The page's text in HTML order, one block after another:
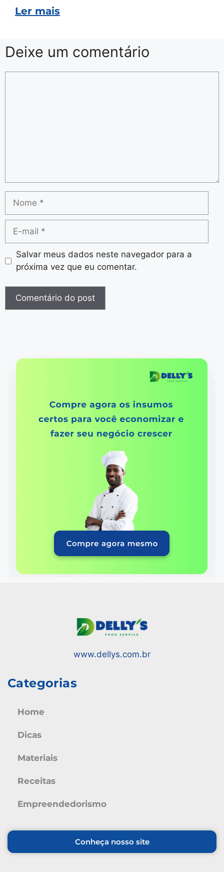
Ler mais
Deixe um comentário
Salvar meus dados neste navegador para a
próxima vez que eu comentar.
www.dellys.com.br
Categorias
Home
Dicas
Materiais
Receitas
Empreendedorismo
Conheça nosso site